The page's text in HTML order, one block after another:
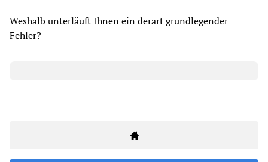
Weshalb unterläuft Ihnen ein derart grundlegender
Fehler?